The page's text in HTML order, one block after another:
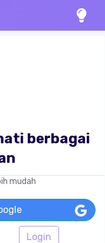
berbagai
mudah
Login